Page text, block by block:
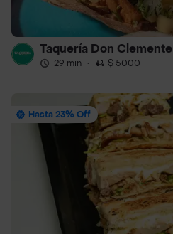
Taquería Don Clemente
29 min · $ 5000
Hasta 23% Off